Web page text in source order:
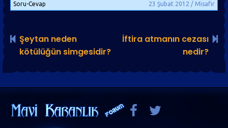
23 Şubat 2012 / Misafir
Soru-Cevap
Şeytan neden
kötülüğün simgesidir?
İftira atmanın cezası
nedir?